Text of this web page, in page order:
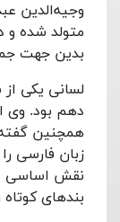
وجیه‌الدین
متولد شده و
بدین جهت
لسانی یکی
دهم بود. وی
همچنین
زبان فارسی
نقش اساسی
بندهای